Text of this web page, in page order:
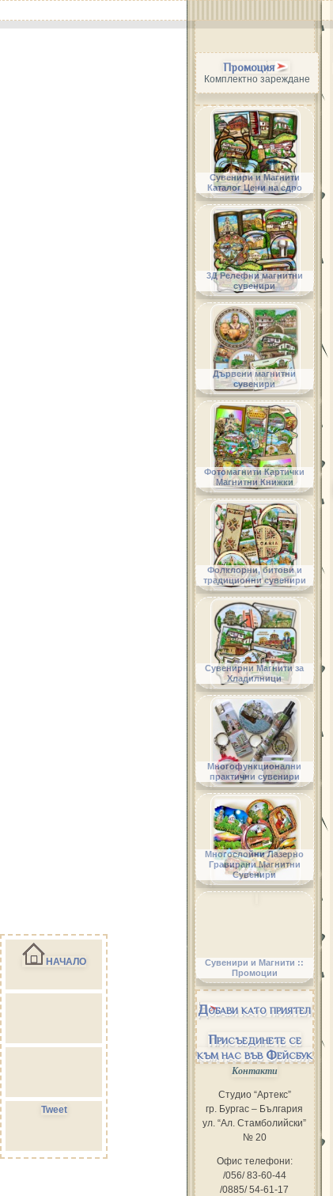
Промоция
Комплектно зареждане
Сувенири и Магнити
Каталог Цени на едро
3Д Релефни магнитни
сувенири
Дървени магнитни
сувенири
Фотомагнити Картички
Магнитни Книжки
Фолклорни, битови и
традиционни сувенири
Сувенирни Магнити за
Хладилници
Многофункционални
практични сувенири
Многослойни Лазерно
Гравирани Магнитни
Сувенири
Сувенири и Магнити ::
Промоции
Добави като приятел
Присъединете се
към нас във Фейсбук
Контакти
Студио “Артекс”
гр. Бургас – България
ул. “Ал. Стамболийски”
№ 20
Офис телефони:
/056/ 83-60-44
/0885/ 54-61-17
НАЧАЛО
Tweet